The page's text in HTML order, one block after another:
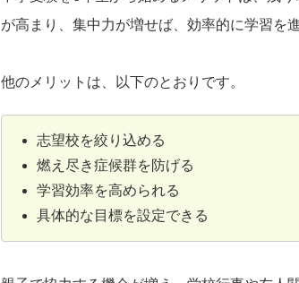
が高まり、集中力が増せば、効率的に学習を
他のメリットは、以下のとおりです。
志望校を絞り込める
燃え尽き症候群を防げる
学習効率を高められる
具体的な目標を設定できる